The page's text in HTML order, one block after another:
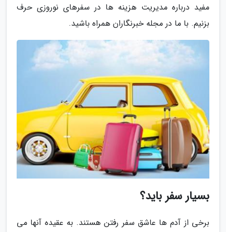
مفید درباره مدیریت هزینه ها در سفرهای نوروزی حرف
بزنیم. با ما در مجله خبرنگاران همراه باشید.
بسیار سفر باید؟
برخی از آدم ها عاشق سفر رفتن هستند. به عقیده آنها می